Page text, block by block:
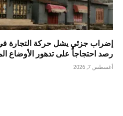
إضراب جزئي يشل حركة التجارة
رصد احتجاجاً على تدهور الأوضاع
أغسطس 7, 2026